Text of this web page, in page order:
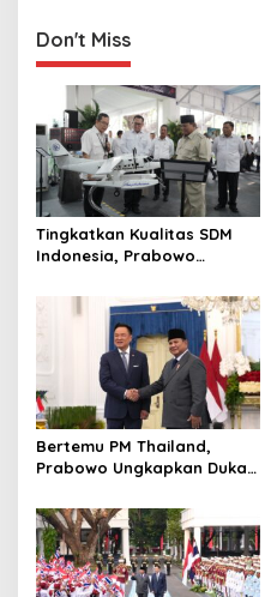
n
Don't Miss
Tingkatkan Kualitas SDM
Indonesia, Prabowo
hingga Undang Universitas
Terbaik Dunia
Bertemu PM Thailand,
Prabowo Ungkapkan Duka
Selamat Ulang Tahun ke
Raja Thailand